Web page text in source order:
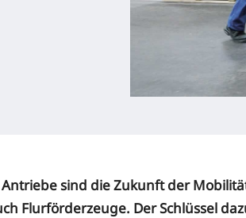
Antriebe sind die Zukunft der
Flurförderzeuge. Der Schlüssel